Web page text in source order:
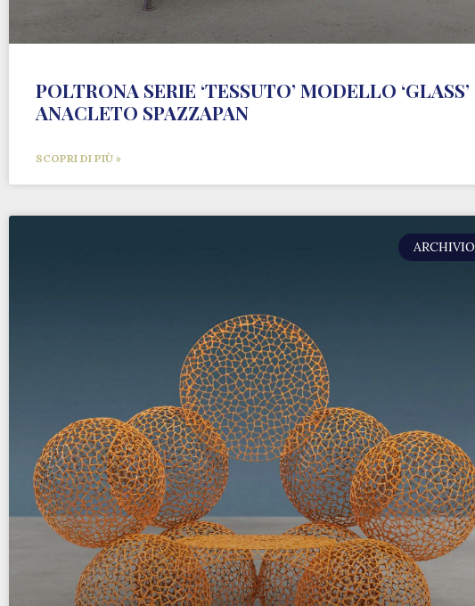
POLTRONA SERIE ‘TESSUTO’ MODELLO ‘GLASS’
ANACLETO SPAZZAPAN
SCOPRI DI PIÙ »
ARCHIVIO